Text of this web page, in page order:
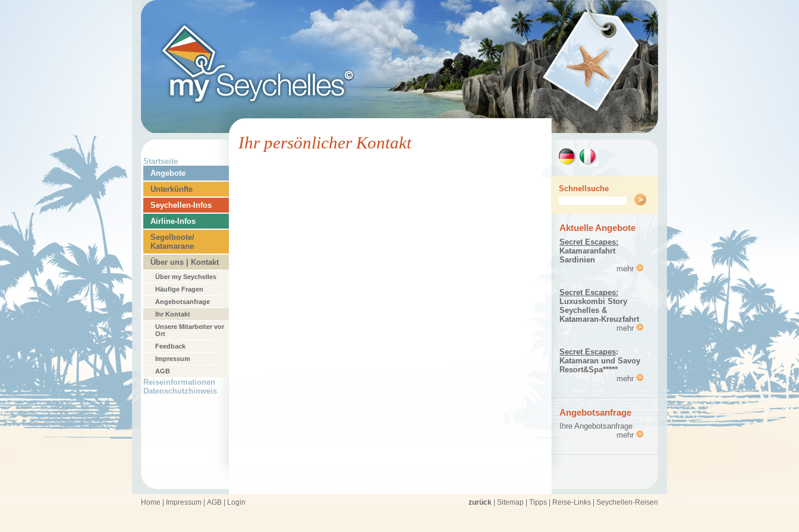
Startseite
Angebote
Unterkünfte
Seychellen-Infos
Airline-Infos
Segelboote/
Katamarane
Über uns | Kontakt
Über my Seychelles
Häufige Fragen
Angebotsanfrage
Ihr Kontakt
Unsere Mitarbeiter vor
Ort
Feedback
Impressum
AGB
Reiseinformationen
Datenschutzhinweis
Ihr persönlicher Kontakt
Schnellsuche
Aktuelle Angebote
Secret Escapes:
Katamaranfahrt
Sardinien
mehr
Secret Escapes:
Luxuskombi Story
Seychelles &
Katamaran-Kreuzfahrt
mehr
Secret Escapes:
Katamaran und Savoy
Resort&Spa*****
mehr
Angebotsanfrage
Ihre Angebotsanfrage
mehr
Home Impressum AGB Login zurück Sitemap Tipps Reise-Links Seychellen-Reisen